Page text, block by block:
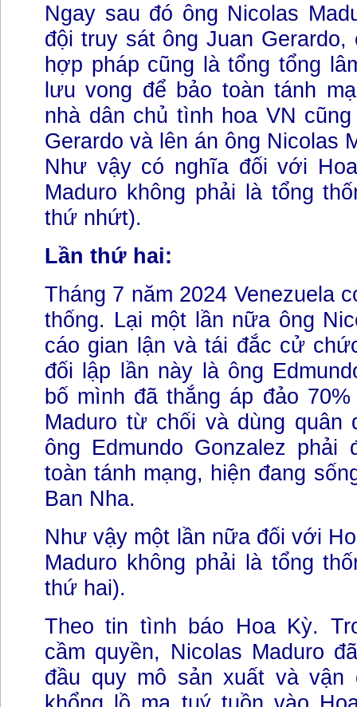
Ngay sau đó ông Nicolas
đội truy sát ông Juan Gerardo,
hợp pháp cũng là tổng tổng
lưu vong để bảo toàn tánh
nhà dân chủ tình hoa VN
Gerardo và lên án ông Nicolas
Như vậy có nghĩa đối với
Maduro không phải là tổng
thứ nhứt).
Lần thứ hai:
Tháng 7 năm 2024 Venezuela
thống. Lại một lần nữa ông
cáo gian lận và tái đắc cử
đối lập lần này là ông
bố mình đã thắng áp đảo
Maduro từ chối và dùng quân
ông Edmundo Gonzalez phải
toàn tánh mạng, hiện đang
Ban Nha.
Như vậy một lần nữa đối với
Maduro không phải là tổng
thứ hai).
Theo tin tình báo Hoa Kỳ.
cầm quyền, Nicolas Maduro
đầu quy mô sản xuất và vận